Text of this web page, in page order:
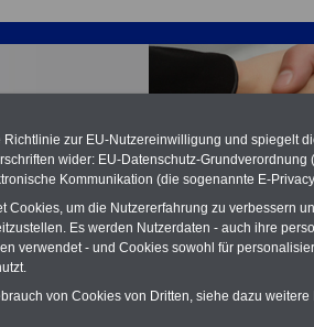
Arbeitnehmerinnen und
Arbeit (TV-BA)
Richtlinie zur EU-Nutzereinwilligung und spiegelt
wider: EU-Datenschutz-Grundverordnung
Kommunikation (die sogenannte E-
Cookies, um die Nutzererfahrung zu verbessern
Es werden Nutzerdaten - auch ihre
verwendet - und Cookies sowohl für
von Cookies von Dritten, siehe dazu